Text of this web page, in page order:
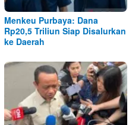
Menkeu Purbaya: Dana
Rp20,5 Triliun Siap Disalurkan
ke Daerah